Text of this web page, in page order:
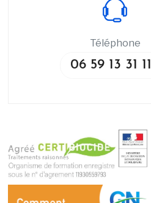
Téléphone
06 59 13 31 11